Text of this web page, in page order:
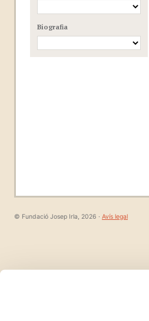
Biografia
© Fundació Josep Irla, 2026 · Avís legal